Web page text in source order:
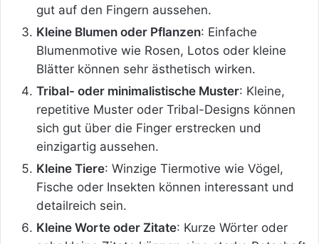
gut auf den Fingern aussehen.
Kleine Blumen oder Pflanzen: Einfache
Blumenmotive wie Rosen, Lotos oder kleine
Blätter können sehr ästhetisch wirken.
Tribal- oder minimalistische Muster: Kleine,
repetitive Muster oder Tribal-Designs können
sich gut über die Finger erstrecken und
einzigartig aussehen.
Kleine Tiere: Winzige Tiermotive wie Vögel,
Fische oder Insekten können interessant und
detailreich sein.
Kleine Worte oder Zitate: Kurze Wörter oder